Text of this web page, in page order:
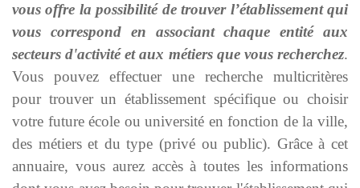
vous offre la possibilité de trouver l’établissement qui
vous correspond en associant chaque entité aux
secteurs d'activité et aux métiers que vous recherchez.
Vous pouvez effectuer une recherche multicritères
pour trouver un établissement spécifique ou choisir
votre future école ou université en fonction de la ville,
des métiers et du type (privé ou public). Grâce à cet
annuaire, vous aurez accès à toutes les informations